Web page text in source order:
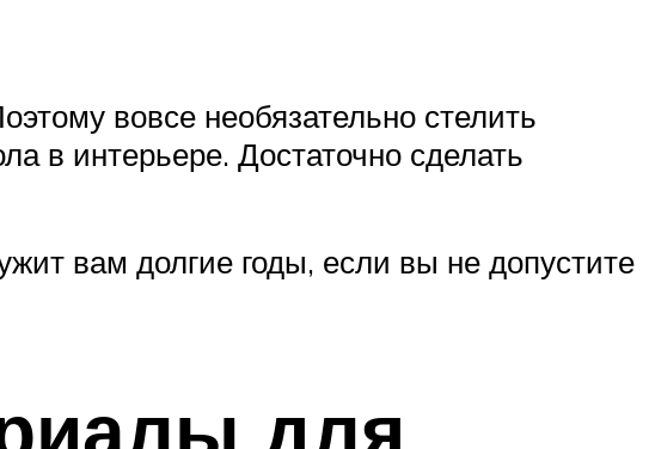
вовсе необязательно стелить
в интерьере. Достаточно сделать
вам долгие годы, если вы не допустите